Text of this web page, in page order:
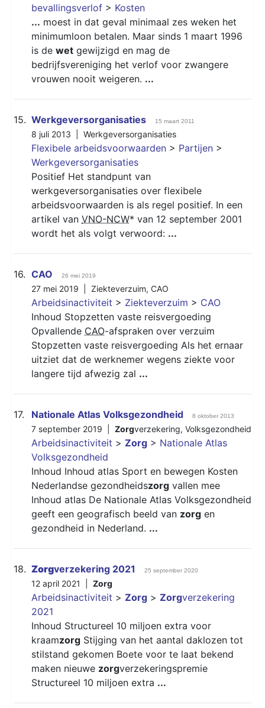
bevallingsverlof > Kosten
... moest in dat geval minimaal zes weken het
minimumloon betalen. Maar sinds 1 maart 1996
is de wet gewijzigd en mag de
bedrijfsvereniging het verlof voor zwangere
vrouwen nooit weigeren. ...
15. Werkgeversorganisaties 15 maart 2011
8 juli 2013 | Werkgeversorganisaties
Flexibele arbeidsvoorwaarden > Partijen >
Werkgeversorganisaties
Positief Het standpunt van
werkgeversorganisaties over flexibele
arbeidsvoorwaarden is als regel positief. In een
artikel van VNO-NCW* van 12 september 2001
wordt het als volgt verwoord: ...
16. CAO 26 mei 2019
27 mei 2019 | Ziekteverzuim, CAO
Arbeidsinactiviteit > Ziekteverzuim > CAO
Inhoud Stopzetten vaste reisvergoeding
Opvallende CAO-afspraken over verzuim
Stopzetten vaste reisvergoeding Als het ernaar
uitziet dat de werknemer wegens ziekte voor
langere tijd afwezig zal ...
17. Nationale Atlas Volksgezondheid 8 oktober 2013
7 september 2019 | Zorgverzekering, Volksgezondheid
Arbeidsinactiviteit > Zorg > Nationale Atlas
Volksgezondheid
Inhoud Inhoud atlas Sport en bewegen Kosten
Nederlandse gezondheidszorg vallen mee
Inhoud atlas De Nationale Atlas Volksgezondheid
geeft een geografisch beeld van zorg en
gezondheid in Nederland. ...
18. Zorgverzekering 2021 25 september 2020
12 april 2021 | Zorg
Arbeidsinactiviteit > Zorg > Zorgverzekering
2021
Inhoud Structureel 10 miljoen extra voor
kraamzorg Stijging van het aantal daklozen tot
stilstand gekomen Boete voor te laat bekend
maken nieuwe zorgverzekeringspremie
Structureel 10 miljoen extra ...